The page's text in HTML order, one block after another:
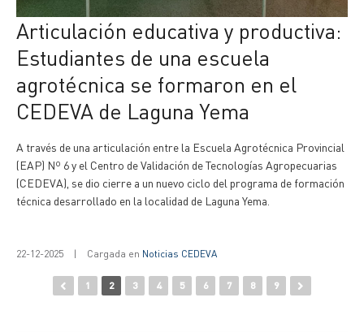
Articulación educativa y productiva:
Estudiantes de una escuela
agrotécnica se formaron en el
CEDEVA de Laguna Yema
A través de una articulación entre la Escuela Agrotécnica Provincial
(EAP) Nº 6 y el Centro de Validación de Tecnologías Agropecuarias
(CEDEVA), se dio cierre a un nuevo ciclo del programa de formación
técnica desarrollado en la localidad de Laguna Yema.
22-12-2025 | Cargada en Noticias CEDEVA
1 2 3 4 5 6 7 8 9